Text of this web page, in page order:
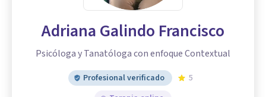
Adriana Galindo Francisco
Psicóloga y Tanatóloga con enfoque Contextual
Profesional verificado
5